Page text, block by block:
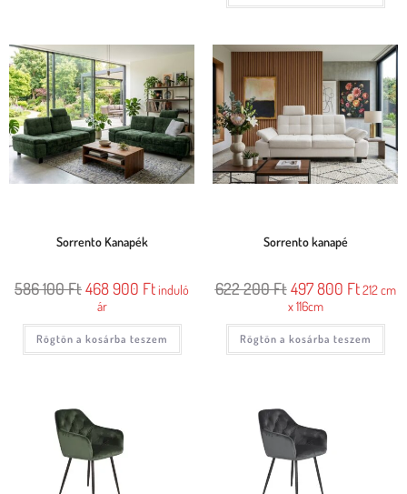
Sorrento Kanapék
586 100Ft468 900 Ftinduló
ár
Rögtön a kosárba teszem
Sorrento kanapé
622 200Ft 497 800 Ft212 cm
x 116cm
Rögtön a kosárba teszem